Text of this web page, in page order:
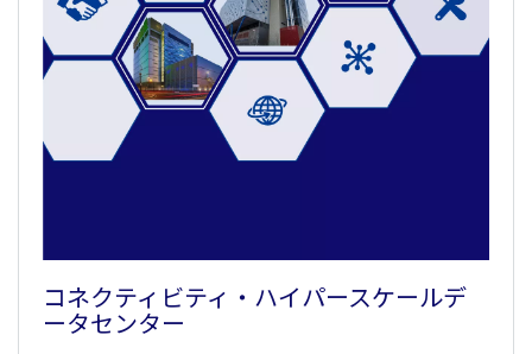
コネクティビティ・ハイパースケールデ
ータセンター